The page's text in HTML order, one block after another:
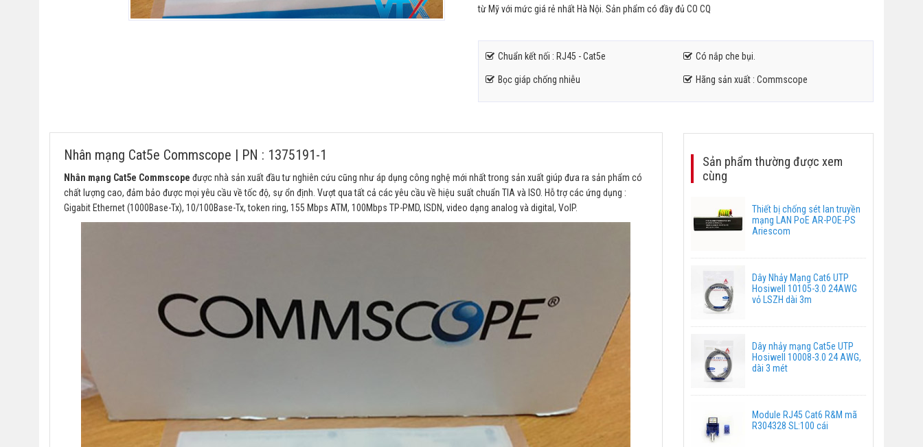
từ Mỹ với mức giá rẻ nhất Hà Nội. Sản phẩm có đầy đủ CO CQ
Chuẩn kết nối : RJ45 - Cat5e Có nắp che bụi.
Bọc giáp chống nhiễu Hãng sản xuất : Commscope
Nhân mạng Cat5e Commscope | PN : 1375191-1
Nhân mạng Cat5e Commscope được nhà sản xuất đầu tư nghiên cứu cũng như áp dụng công nghệ mới nhất trong sản xuất giúp đưa ra sản phẩm có
chất lượng cao, đảm bảo được mọi yêu cầu về tốc độ, sự ổn định. Vượt qua tất cả các yêu cầu về hiệu suất chuẩn TIA và ISO. Hỗ trợ các ứng dụng :
Gigabit Ethernet (1000Base-Tx), 10/100Base-Tx, token ring, 155 Mbps ATM, 100Mbps TP-PMD, ISDN, video dạng analog và digital, VoIP.
Sản phẩm thường được xem
cùng
Thiết bị chống sét lan truyền
mạng LAN PoE AR-POE-PS
Ariescom
Dây Nhảy Mạng Cat6 UTP
Hosiwell 10105-3.0 24AWG
vỏ LSZH dài 3m
Dây nhảy mạng Cat5e UTP
Hosiwell 10008-3.0 24 AWG,
dài 3 mét
Module RJ45 Cat6 R&M mã
R304328 SL:100 cái